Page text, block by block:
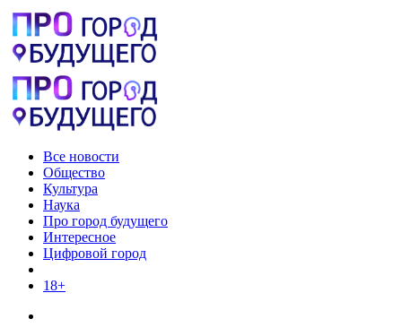
Menu
Поиск
Menu
Все новости
Общество
Культура
Наука
Про город будущего
Интересное
Цифровой город
18+